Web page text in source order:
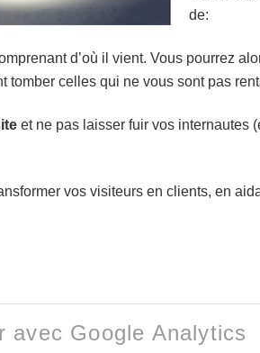
de:
d’où il vient. Vous pourrez
tomber celles qui ne vous sont pas
et ne pas laisser fuir vos internautes
vos visiteurs en clients, en
avec Google Analytics